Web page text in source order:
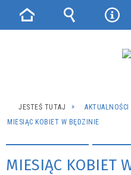
JESTEŚ TUTAJ AKTUALNOŚCI
MIESIĄC KOBIET W BĘDZINIE
MIESIĄC KOBIET
Strona